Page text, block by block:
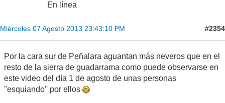
En línea
Miércoles 07 Agosto 2013 23:43:10 PM #2354
Por la cara sur de Peñalara aguantan más neveros que en el
resto de la sierra de guadarrama como puede observarse en
este video del día 1 de agosto de unas personas
''esquiando'' por ellos